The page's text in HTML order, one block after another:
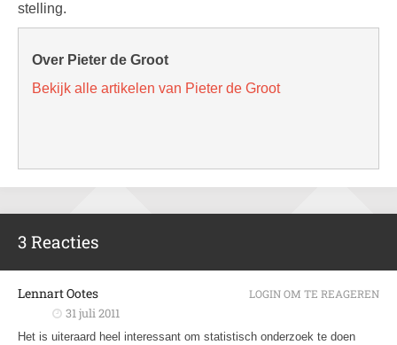
stelling.
Over Pieter de Groot
Bekijk alle artikelen van Pieter de Groot
3 Reacties
Lennart Ootes
31 juli 2011
Het is uiteraard heel interessant om statistisch onderzoek te doen
LOGIN OM TE REAGEREN